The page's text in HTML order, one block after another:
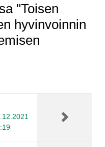
"Toisen
hyvinvoinnin